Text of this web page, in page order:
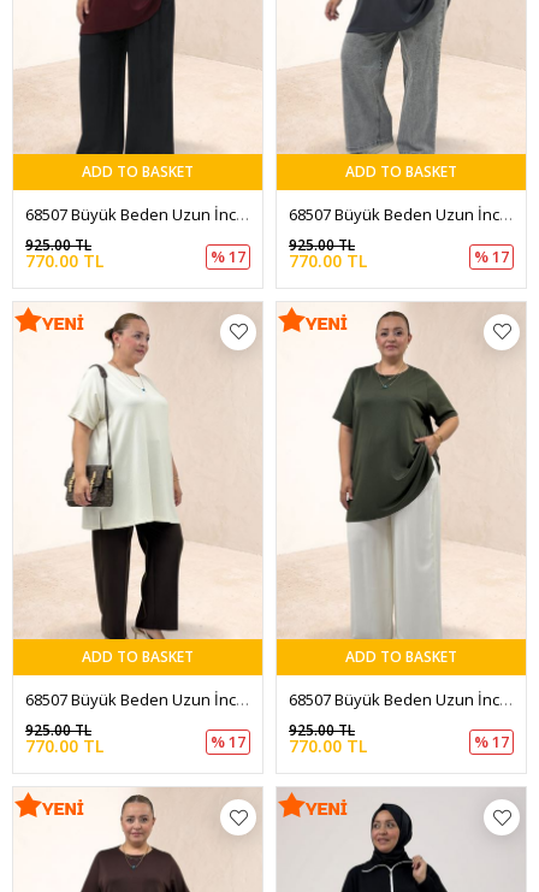
ADD TO BASKET
68507 Büyük Beden Uzun İnce Modal Tişört - Bordo
770.00 TL
925.00 TL
% 17
ADD TO BASKET
68507 Büyük Beden Uzun İnce Modal Tişört - Antrasit
770.00 TL
925.00 TL
% 17
ADD TO BASKET
68507 Büyük Beden Uzun İnce Modal Tişört - Ekru
770.00 TL
925.00 TL
% 17
ADD TO BASKET
68507 Büyük Beden Uzun İnce Modal Tişört - Haki
770.00 TL
925.00 TL
% 17